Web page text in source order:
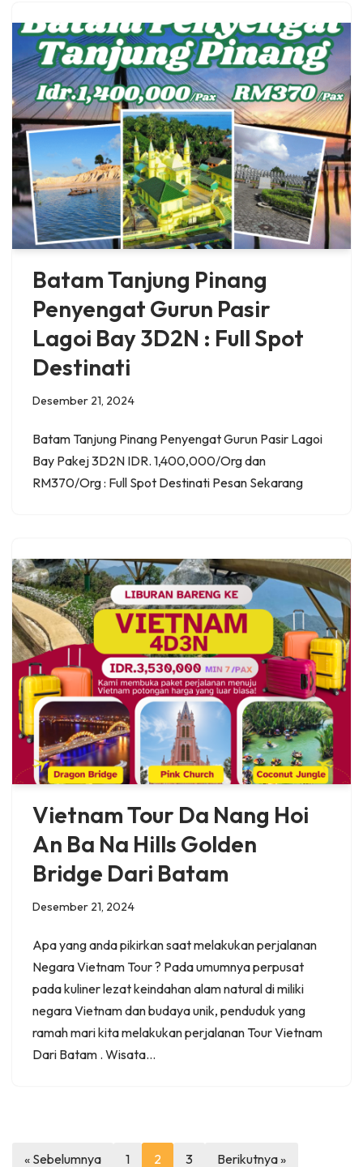
Batam Tanjung Pinang
Penyengat Gurun Pasir
Lagoi Bay 3D2N : Full Spot
Destinati
Desember 21, 2024
Batam Tanjung Pinang Penyengat Gurun Pasir Lagoi
Bay Pakej 3D2N IDR. 1,400,000/Org dan
RM370/Org : Full Spot Destinati Pesan Sekarang
Vietnam Tour Da Nang Hoi
An Ba Na Hills Golden
Bridge Dari Batam
Desember 21, 2024
Apa yang anda pikirkan saat melakukan perjalanan
Negara Vietnam Tour ? Pada umumnya perpusat
pada kuliner lezat keindahan alam natural di miliki
negara Vietnam dan budaya unik, penduduk yang
ramah mari kita melakukan perjalanan Tour Vietnam
Dari Batam . Wisata…
« Sebelumnya 1 2 3 Berikutnya »